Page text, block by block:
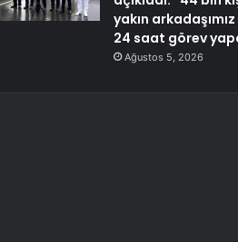
yakın
24 saat görev
Ağustos 5, 2026